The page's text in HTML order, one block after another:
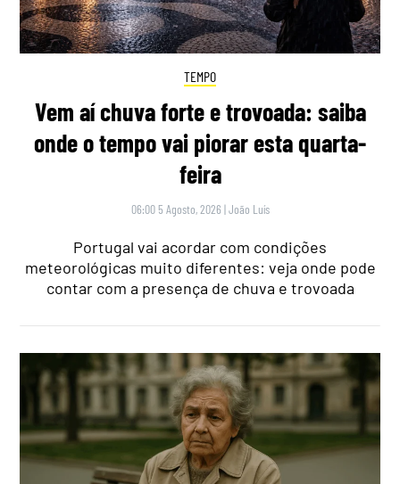
TEMPO
Vem aí chuva forte e trovoada: saiba
onde o tempo vai piorar esta quarta-
feira
06:00 5 Agosto, 2026 |João Luís
Portugal vai acordar com condições
meteorológicas muito diferentes: veja onde pode
contar com a presença de chuva e trovoada